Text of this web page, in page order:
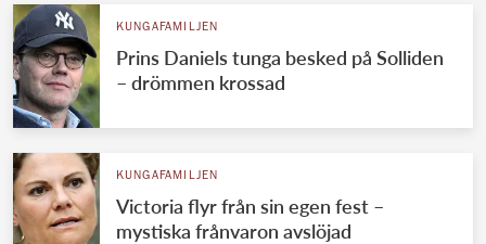
KUNGAFAMILJEN
Prins Daniels tunga besked på Solliden
– drömmen krossad
KUNGAFAMILJEN
Victoria flyr från sin egen fest –
mystiska frånvaron avslöjad